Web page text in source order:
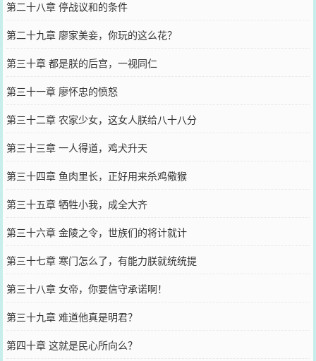
第二十八章 停战议和的条件
第二十九章 廖家美妾，你玩的这么花？
第三十章 都是朕的后宫，一视同仁
第三十一章 廖怀忠的愤怒
第三十二章 农家少女，这女人朕给八十八分
第三十三章 一人得道，鸡犬升天
第三十四章 鱼肉里长，正好用来杀鸡儆猴
第三十五章 牺牲小我，成全大齐
第三十六章 金陵之令，世族们的将计就计
第三十七章 寒门怎么了，有能力朕就统统提
第三十八章 女帝，你要信守承诺啊！
第三十九章 难道他真是明君？
第四十章 这就是民心所向么？